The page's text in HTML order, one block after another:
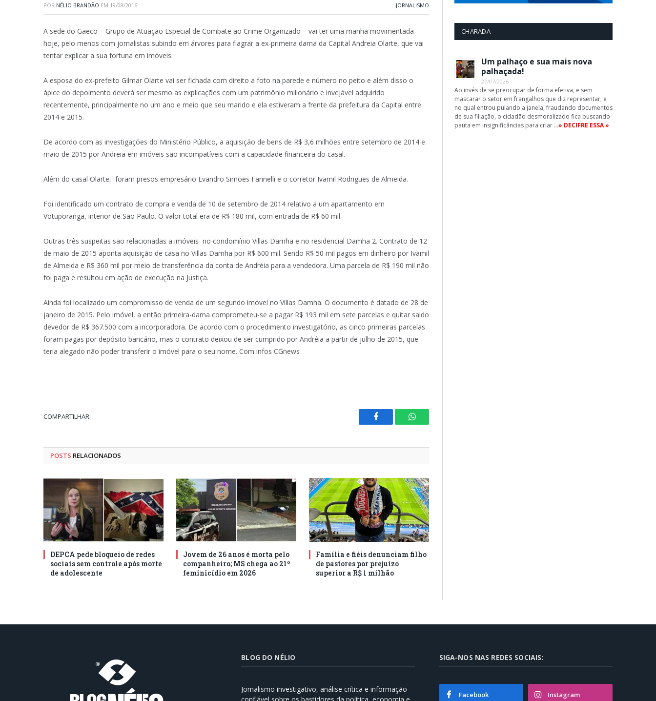
POR NÉLIO BRANDÃO EM 19/08/2016 JORNALISMO
A sede do Gaeco – Grupo de Atuação Especial de Combate ao Crime Organizado – vai ter uma manhã movimentada
hoje, pelo menos com jornalistas subindo em árvores para flagrar a ex-primeira dama da Capital Andreia Olarte, que vai
tentar explicar a sua fortuna em imóveis.
A esposa do ex-prefeito Gilmar Olarte vai ser fichada com direito a foto na parede e número no peito e além disso o
ápice do depoimento deverá ser mesmo as explicações com um patrimônio milionário e invejável adquirido
recentemente, principalmente no um ano e meio que seu marido e ela estiveram a frente da prefeitura da Capital entre
2014 e 2015.
De acordo com as investigações do Ministério Público, a aquisição de bens de R$ 3,6 milhões entre setembro de 2014 e
maio de 2015 por Andreia em imóveis são incompatíveis com a capacidade financeira do casal.
Além do casal Olarte, foram presos empresário Evandro Simões Farinelli e o corretor Ivamil Rodrigues de Almeida.
Foi identificado um contrato de compra e venda de 10 de setembro de 2014 relativo a um apartamento em
Votuporanga, interior de São Paulo. O valor total era de R$ 180 mil, com entrada de R$ 60 mil.
Outras três suspeitas são relacionadas a imóveis no condomínio Villas Damha e no residencial Damha 2. Contrato de 12
de maio de 2015 aponta aquisição de casa no Villas Damha por R$ 600 mil. Sendo R$ 50 mil pagos em dinheiro por Ivamil
de Almeida e R$ 360 mil por meio de transferência da conta de Andréia para a vendedora. Uma parcela de R$ 190 mil não
foi paga e resultou em ação de execução na Justiça.
Ainda foi localizado um compromisso de venda de um segundo imóvel no Villas Damha. O documento é datado de 28 de
janeiro de 2015. Pelo imóvel, a então primeira-dama comprometeu-se a pagar R$ 193 mil em sete parcelas e quitar saldo
devedor de R$ 367.500 com a incorporadora. De acordo com o procedimento investigatório, as cinco primeiras parcelas
foram pagas por depósito bancário, mas o contrato deixou de ser cumprido por Andréia a partir de julho de 2015, que
teria alegado não poder transferir o imóvel para o seu nome. Com infos CGnews
COMPARTILHAR:
Facebook WhatsApp
POSTS RELACIONADOS
DEPCA pede bloqueio de redes
sociais sem controle após morte
de adolescente
Jovem de 26 anos é morta pelo
companheiro; MS chega ao 21º
feminicídio em 2026
Família e fiéis denunciam filho
de pastores por prejuízo
superior a R$ 1 milhão
CHARADA
Um palhaço e sua mais nova
palhaçada!
27/07/2026
Ao invés de se preocupar de forma efetiva, e sem
mascarar o setor em frangalhos que diz representar, e
no qual entrou pulando a janela, fraudando documentos
de sua filiação, o cidadão desmoralizado fica buscando
pauta em insignificâncias para criar …» DECIFRE ESSA »
BLOG DO NÉLIO
Jornalismo investigativo, análise crítica e informação
SIGA-NOS NAS REDES SOCIAIS:
Facebook Instagram